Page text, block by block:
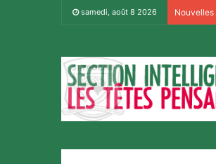
samedi, août 8 2026 Nouvelles